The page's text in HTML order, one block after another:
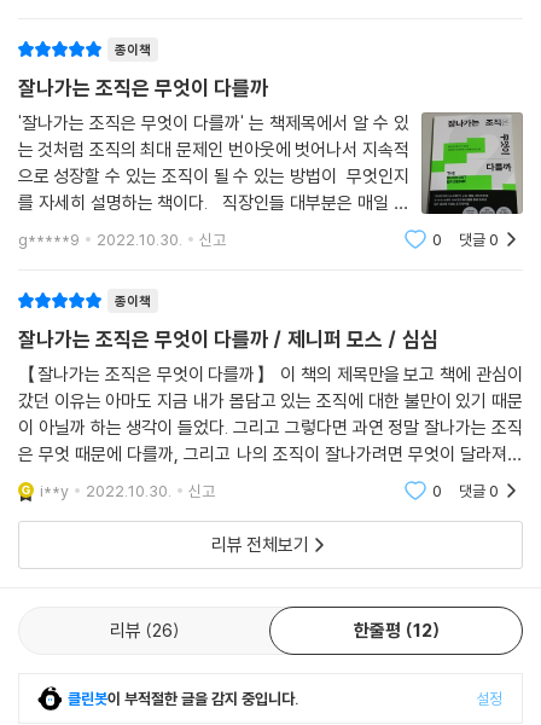
자잘하게 신경을 건드리는 요소들을 없애려면 시간을 두고 같은 질문을 던
져야 한다. 이것은 기업 문화의 흐름을 파악하는 데도 도움이 된다. 조직이
잘 굴러갈 때와 엇나갈 때는 본능적으로 알 수 있다. 문화의 궤도 이탈을 막
으려면 그런 일이 일어나기 전에 질문해야 한다. 직감을 검증해야 한다. 그
러면 일이 벌어지고 나서 대응하는 대신 선제적 대처를 시작할 수 있고, 데
이터를 통한 예측도 가능해진다.
--- p.227
직원들이 호기심을 추구하도록 돕지 않는 것은 성장을 멈추라고 이야기하
이다. 회사가 번창하기를 바란다면 직원들이 먼저 성장해야 한다.
--- p.257
직장의 물리적인 벽과 가상의 벽 안에서 감지되는 특별한 분위기야말로 굳
이 노력하지 않아도 소속감을 느끼게 한다. “사람들은 복잡다단하고, 그 복
잡함이야말로 많은 것을 말해줍니다. 인간은 복잡함 속에서 의미를 찾으려
고 노력하죠. 그리고 그 의미는 우리가 하는 행동에 반영돼요. 다시 말해,
데이터 안에 문화가 있습니다. 기술에도 문화가 담겨 있고요. 인류학자는
--- p.266~267
진심이 전달되려면 상대방이 선호하는 소통 방식이 무엇인지 알아야 한다.
지만 이러한 도구가 ‘치료법’임을 암시하는 행동은 위험하다. 이것은 무슨
의미일까? 우선 번아웃을 예방하고 관리할 책임을 더 이상 개인에게 맡겨
서는 안 된다는 뜻이다. 그리고 리더와 조직이 담당하는 역할을 돌아볼 필
요가 있다. (…) 리더는 직원들이 정신건강과 행복에 도움이 되는 기술을
기를 수 있도록 도와야 한다. 하지만 번아웃에 맞서는 것은 완전히 차원이
다른 이야기다. 각자의 행복을 최종적으로 책임지는 것은 자신의 몫이지만
행복을 빼앗는 게 아니라 뒷받침해줄 환경을 마련하는 것은 리더의 몫이
다.(15쪽)
‘생산성’, ‘덕업일치’, ‘워케이션’…
번아웃에 가장 취약한 밀레니얼 세대의 리더들을 위한 실질적인 조언과 통
찰
이 책에 따르면 특정한 역할과 부문, 성격을 가진 사람은 번아웃에 더 취약
할 수 있다. 저자는 번아웃에 노출될 위험이 큰 세 가지 성격 특성으로 신경
증, 내향성, 완벽주의 성향을 꼽으며, 이러한 성격을 가진 직원에게서 강점
을 끌어내는 방법과 이들이 가진 잠재이익을 이용하는 방법을 알려준다.
예를 들어 진지하고 신경증적인 성향이 높은 사람들은 걱정을 긍정적인 행
동으로 돌리는 뛰어난 능력이 있는데, 이 점을 잘 살리고 싶은 리더라면 긍
방해 없이 집중할 수 있는 시간을 확보해주는 것이 좋다(113쪽).
세대 중에서는 특히 밀레니얼 세대가 가장 높은 수준의 번아웃을 겪는 것
으로 나타났는데, 주된 이유는 업무상의 자율성이 크지 않고 직급이 낮으
종이책
잘나가는 조직은 무엇이 다를까
'잘나가는 조직은 무엇이 다를까' 는 책제목에서 알 수 있
는 것처럼 조직의 최대 문제인 번아웃에 벗어나서 지속적
으로 성장할 수 있는 조직이 될 수 있는 방법이 무엇인지
를 자세히 설명하는 책이다. 직장인들 대부분은 매일 반
복되는 일상과 정해진 규칙과 틀에 맞게 작정 생활을 할
수 밖에 없고, 각종 회사 업무 관련 스트레스로 인해 힘들
g*****9 2022.10.30. 신고 0 댓글0
종이책
잘나가는 조직은 무엇이 다를까 / 제니퍼 모스 / 심심
【잘나가는 조직은 무엇이 다를까】 이 책의 제목만을 보고 책에 관심이
갔던 이유는 아마도 지금 내가 몸담고 있는 조직에 대한 불만이 있기 때문
이 아닐까 하는 생각이 들었다. 그리고 그렇다면 과연 정말 잘나가는 조직
은 무엇 때문에 다를까, 그리고 나의 조직이 잘나가려면 무엇이 달라져야
할까 하는 생각에 이 책을 읽게 되었다. 이 책의 저자 제니퍼 모스는 세계
적인 번아
i**y 2022.10.30. 신고 0 댓글0
리뷰 전체보기
리뷰 26 한줄평 12
클린봇이 부적절한 글을 감지 중입니다. 설정